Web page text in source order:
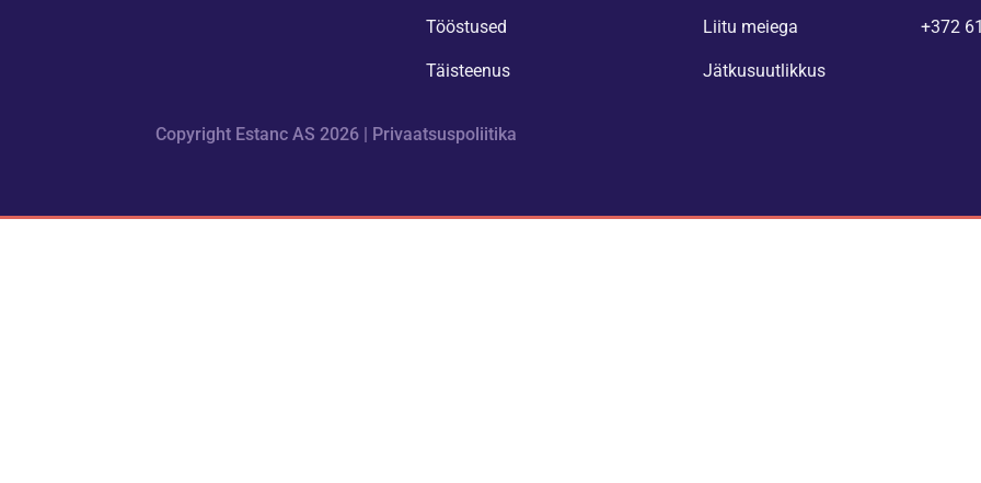
Tööstused
Täisteenus
Liitu meiega
Jätkusuutlikkus
+372
Copyright Estanc AS 2026 | Privaatsuspoliitika